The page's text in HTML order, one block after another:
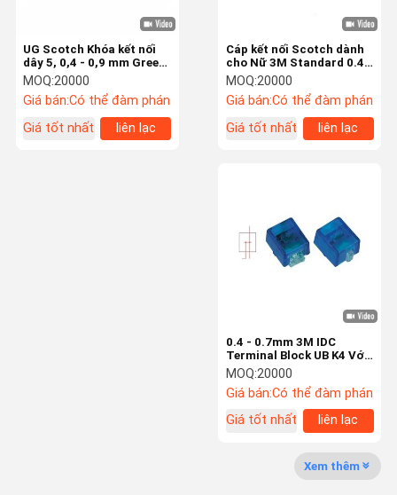
Hộp phân phối sợi
Hộp phân phối FTTH
Hộp phân phối cáp
Module LSA Plus
Cáp kết nối Scotch dành
cho Nữ 3M Standard 0.4 -
0.9mm Kết nối khoá 6 cho
Dây
MOQ:20000
Giá bán:Có thể đàm phán
Giá tốt nhất
liên lạc
UG Scotch Khóa kết nối
dây 5, 0,4 - 0,9 mm Green
3M Scotch Khóa kết nối
MOQ:20000
Giá bán:Có thể đàm phán
Giá tốt nhất
liên lạc
0.4 - 0.7mm 3M IDC
Terminal Block UB K4 Với
nhựa đít chống nước
MOQ:20000
Giá bán:Có thể đàm phán
Giá tốt nhất
liên lạc
Xem thêm